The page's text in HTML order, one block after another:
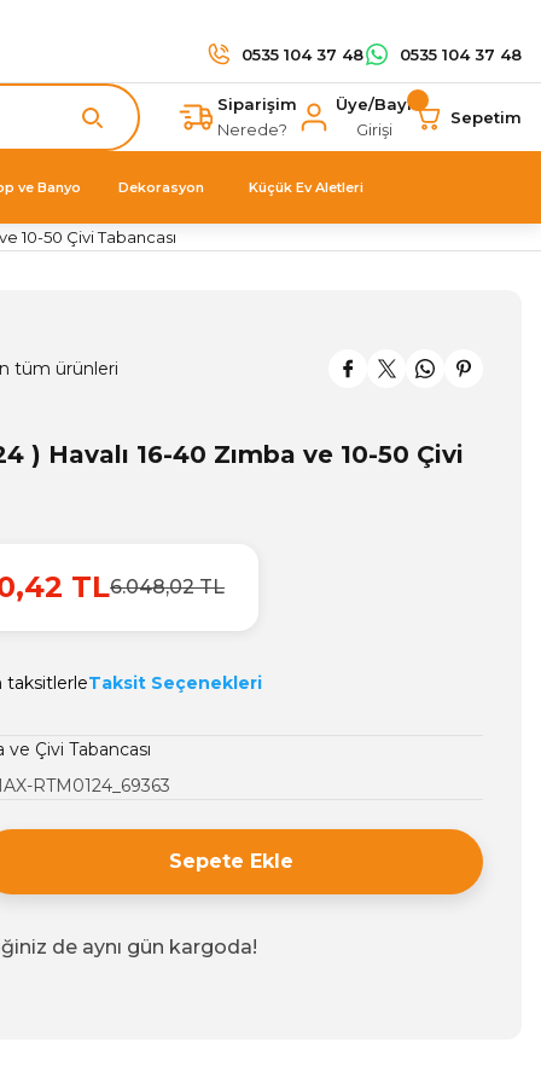
0535 104 37 48 0535 104 37 48
Siparişim
Nerede?
Üye/Bayi
Girişi
Sepetim
ve Banyo Dekorasyon Küçük Ev Aletleri
10-50 Çivi Tabancası
tüm ürünleri
) Havalı 16-40 Zımba ve 10-50 Çivi
TL6.048,02 TL
taksitlerleTaksit Seçenekleri
ve Çivi Tabancası
RTM0124_69363
Sepete Ekle
de aynı gün kargoda!